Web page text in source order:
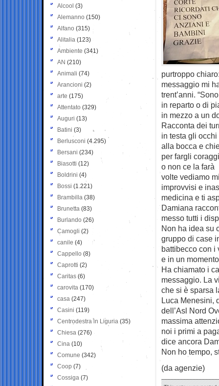
purtroppo
messaggio mi
trent’anni.
in reparto o di
in mezzo a un
Racconta dei
in testa gli
alla bocca e
per fargli
o non ce la farà
volte vediamo
improvvisi e
medicina e ti
Damiana
messo tutti i
Non ha idea su
gruppo di case
battibecco con i
e in un
Ha chiamato i
messaggio. La
che si è sparsa
Luca Menesini,
dell’Asl Nord
massima
noi i primi a
dice ancora
Non ho tempo,
(da agenzie)
Alcool (3)
Alemanno (150)
Alfano (315)
Alitalia (123)
Ambiente (341)
AN (210)
Animali (74)
Arancioni (2)
arte (175)
Attentato (329)
Auguri (13)
Batini (3)
Berlusconi (4.295)
Bersani (234)
Biasotti (12)
Boldrini (4)
Bossi (1.221)
Brambilla (38)
Brunetta (83)
Burlando (26)
Camogli (2)
canile (4)
Cappello (8)
Caprotti (2)
Caritas (6)
carovita (170)
casa (247)
Casini (119)
Centrodestra in Liguria (35)
Chiesa (276)
Cina (10)
Comune (342)
Coop (7)
Cossiga (7)